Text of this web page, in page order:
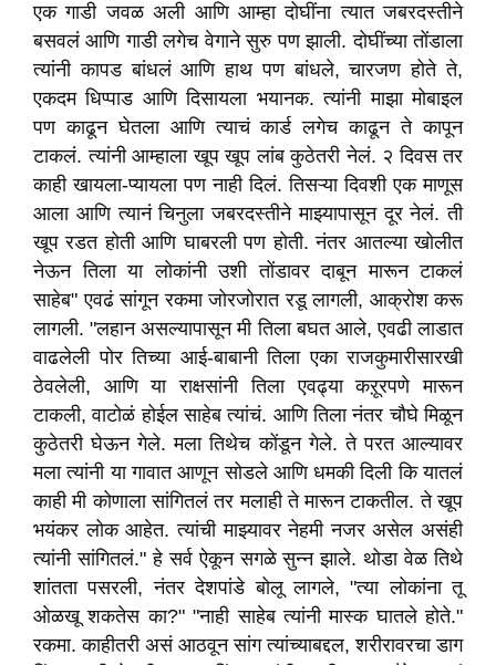
एक गाडी जवळ अली आणि आम्हा दोघींना त्यात जबरदस्तीने
बसवलं आणि गाडी लगेच वेगाने सुरु पण झाली. दोघींच्या तोंडाला
त्यांनी कापड बांधलं आणि हाथ पण बांधले, चारजण होते ते,
एकदम धिप्पाड आणि दिसायला भयानक. त्यांनी माझा मोबाइल
पण काढून घेतला आणि त्याचं कार्ड लगेच काढून ते कापून
टाकलं. त्यांनी आम्हाला खूप खूप लांब कुठेतरी नेलं. २ दिवस तर
काही खायला-प्यायला पण नाही दिलं. तिसऱ्या दिवशी एक माणूस
आला आणि त्यानं चिनुला जबरदस्तीने माझ्यापासून दूर नेलं. ती
खूप रडत होती आणि घाबरली पण होती. नंतर आतल्या खोलीत
नेऊन तिला या लोकांनी उशी तोंडावर दाबून मारून टाकलं
साहेब" एवढं सांगून रकमा जोरजोरात रडू लागली, आक्रोश करू
लागली. "लहान असल्यापासून मी तिला बघत आले, एवढी लाडात
वाढलेली पोर तिच्या आई-बाबानी तिला एका राजकुमारीसारखी
ठेवलेली, आणि या राक्षसांनी तिला एवढ्या कऱूरपणे मारून
टाकली, वाटोळं होईल साहेब त्यांचं. आणि तिला नंतर चौघे मिळून
कुठेतरी घेऊन गेले. मला तिथेच कोंडून गेले. ते परत आल्यावर
मला त्यांनी या गावात आणून सोडले आणि धमकी दिली कि यातलं
काही मी कोणाला सांगितलं तर मलाही ते मारून टाकतील. ते खूप
भयंकर लोक आहेत. त्यांची माझ्यावर नेहमी नजर असेल असंही
त्यांनी सांगितलं." हे सर्व ऐकून सगळे सुन्न झाले. थोडा वेळ तिथे
शांतता पसरली, नंतर देशपांडे बोलू लागले, "त्या लोकांना तू
ओळखू शकतेस का?" "नाही साहेब त्यांनी मास्क घातले होते."
रकमा. काहीतरी असं आठवून सांग त्यांच्याबद्दल, शरीरावरचा डाग